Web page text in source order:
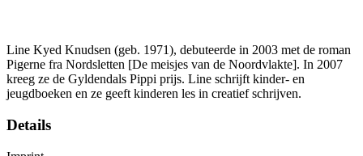
Line Kyed Knudsen (geb. 1971), debuteerde in 2003 met de roman
Pigerne fra Nordsletten [De meisjes van de Noordvlakte]. In 2007
kreeg ze de Gyldendals Pippi prijs. Line schrijft kinder- en
jeugdboeken en ze geeft kinderen les in creatief schrijven.
Details